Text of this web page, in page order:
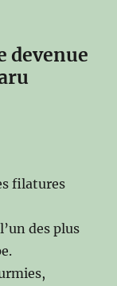
devenue
filatures
des plus